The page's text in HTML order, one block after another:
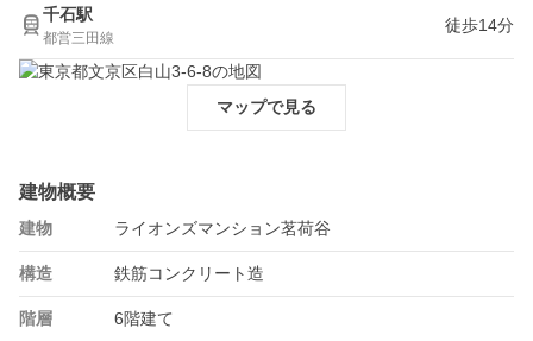
千石駅
都営三田線
徒歩14分
マップで見る
建物概要
建物 ライオンズマンション茗荷谷
構造 鉄筋コンクリート造
階層 6階建て